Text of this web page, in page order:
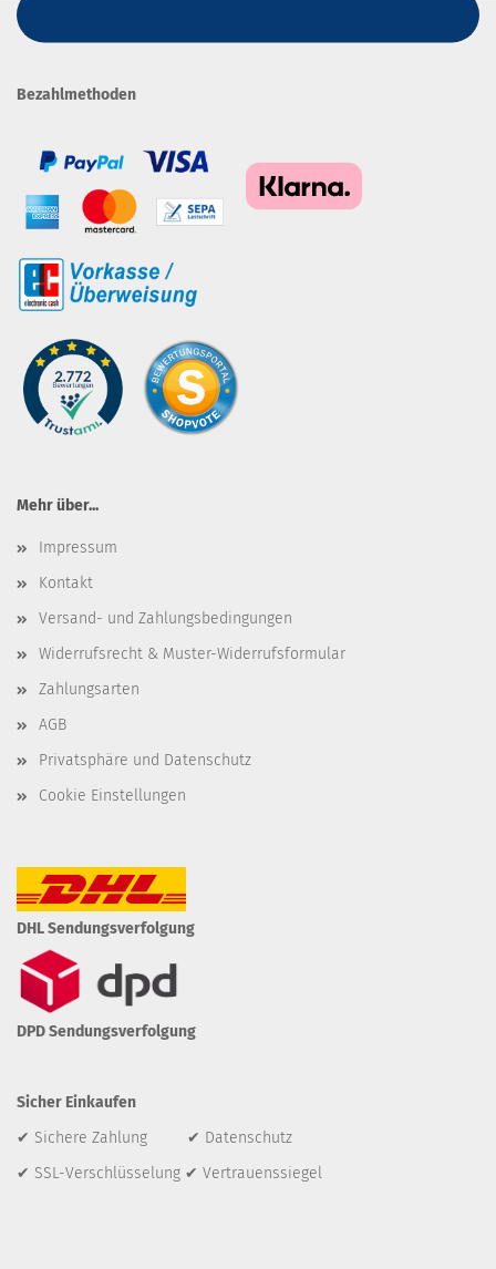
Bezahlmethoden
Mehr über...
Impressum
Kontakt
Versand- und Zahlungsbedingungen
Widerrufsrecht & Muster-Widerrufsformular
Zahlungsarten
AGB
Privatsphäre und Datenschutz
Cookie Einstellungen
DHL Sendungsverfolgung
DPD Sendungsverfolgung
Sicher Einkaufen
✔ Sichere Zahlung ✔ Datenschutz
✔ SSL-Verschlüsselung ✔ Vertrauenssiegel